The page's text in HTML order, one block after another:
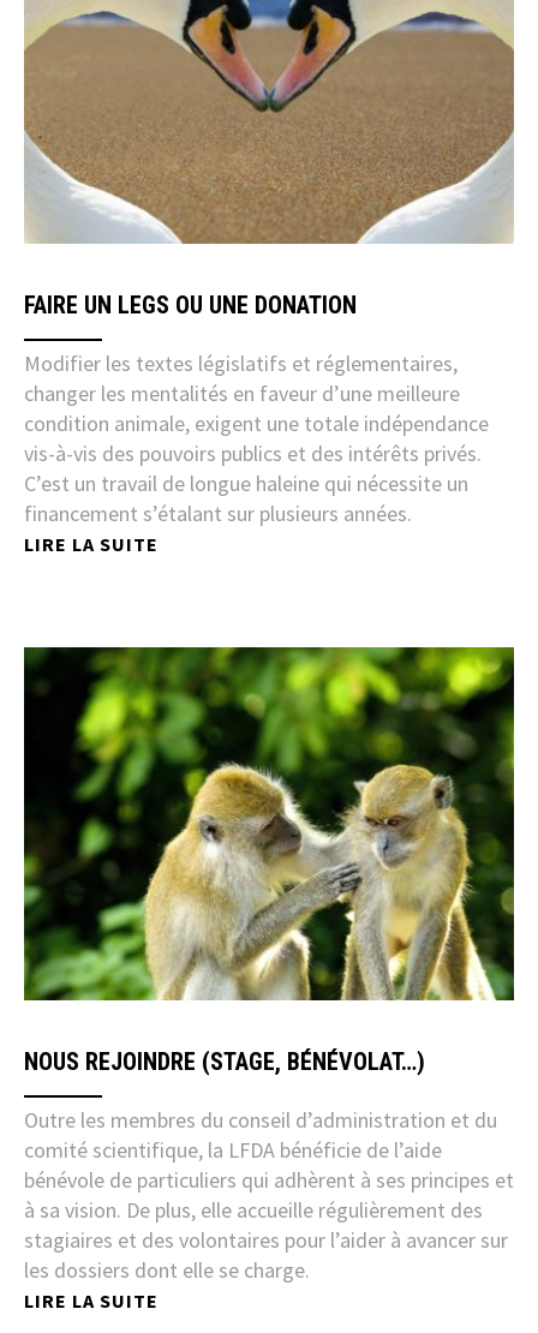
FAIRE UN LEGS OU UNE DONATION
Modifier les textes législatifs et réglementaires,
changer les mentalités en faveur d’une meilleure
condition animale, exigent une totale indépendance
vis-à-vis des pouvoirs publics et des intérêts privés.
C’est un travail de longue haleine qui nécessite un
financement s’étalant sur plusieurs années.
LIRE LA SUITE
NOUS REJOINDRE (STAGE, BÉNÉVOLAT…)
Outre les membres du conseil d’administration et du
comité scientifique, la LFDA bénéficie de l’aide
bénévole de particuliers qui adhèrent à ses principes et
à sa vision. De plus, elle accueille régulièrement des
stagiaires et des volontaires pour l’aider à avancer sur
les dossiers dont elle se charge.
LIRE LA SUITE